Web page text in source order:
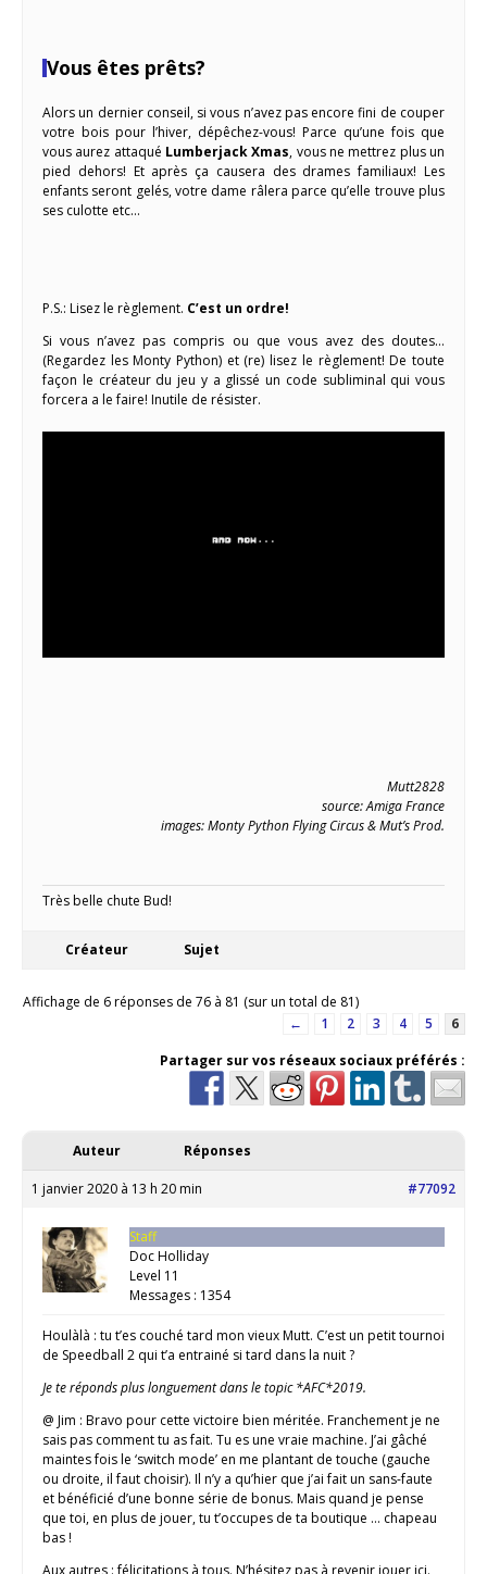
Vous êtes prêts?
Alors un dernier conseil, si vous n’avez pas encore fini de couper
votre bois pour l’hiver, dépêchez-vous! Parce qu’une fois que
vous aurez attaqué Lumberjack Xmas, vous ne mettrez plus un
pied dehors! Et après ça causera des drames familiaux! Les
enfants seront gelés, votre dame râlera parce qu’elle trouve plus
ses culotte etc…
P.S.: Lisez le règlement. C’est un ordre!
Si vous n’avez pas compris ou que vous avez des doutes…
(Regardez les Monty Python) et (re) lisez le règlement! De toute
façon le créateur du jeu y a glissé un code subliminal qui vous
forcera a le faire! Inutile de résister.
Mutt2828
source: Amiga France
images: Monty Python Flying Circus &Mut’s Prod.
Très belle chute Bud!
Créateur Sujet
Affichage de 6 réponses de 76 à 81 (sur un total de 81)
←
1 2 3 4 5
6
Partager sur vos réseaux sociaux préférés :
Auteur Réponses
1 janvier 2020 à 13 h 20 min #77092
Staff
Doc Holliday
Level 11
Messages : 1354
Houlàlà : tu t’es couché tard mon vieux Mutt. C’est un petit tournoi
de Speedball 2 qui t’a entrainé si tard dans la nuit ?
Je te réponds plus longuement dans le topic *AFC*2019.
@ Jim : Bravo pour cette victoire bien méritée. Franchement je ne
sais pas comment tu as fait. Tu es une vraie machine. J’ai gâché
maintes fois le ‘switch mode’ en me plantant de touche (gauche
ou droite, il faut choisir). Il n’y a qu’hier que j’ai fait un sans-faute
et bénéficié d’une bonne série de bonus. Mais quand je pense
que toi, en plus de jouer, tu t’occupes de ta boutique … chapeau
bas !
Aux autres : félicitations à tous. N’hésitez pas à revenir jouer ici.